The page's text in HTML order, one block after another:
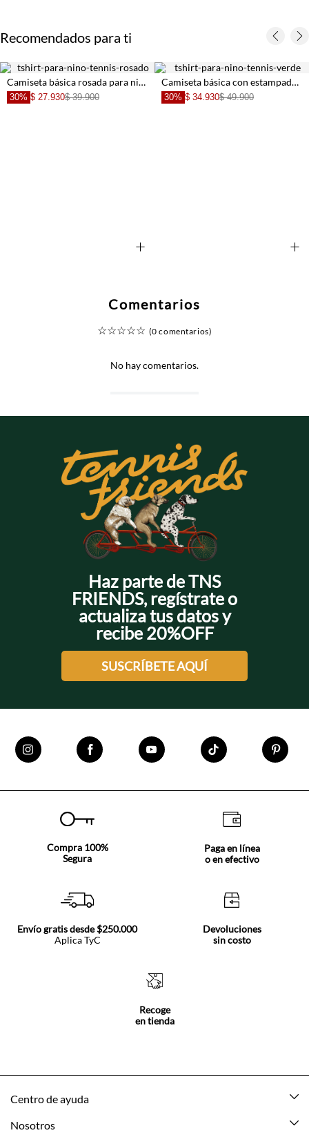
Recomendados para ti
+
Camiseta básica rosada para niño
30% $ 27.930$ 39.900
+
Camiseta básica con estampado verde para niño
30% $ 34.930$ 49.900
Comentarios
☆☆☆☆☆ (0 comentarios)
No hay comentarios.
Haz parte de TNS
FRIENDS, regístrate o
actualiza tus datos y
recibe 20%OFF
SUSCRÍBETE AQUÍ
Compra 100%
Segura
Paga en línea
o en efectivo
Envío gratis desde $250.000
Aplica TyC
Devoluciones
sin costo
Recoge
en tienda
Centro de ayuda
Mis pedidos
Nosotros